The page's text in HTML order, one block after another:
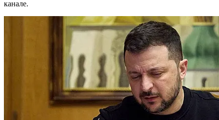
канале.